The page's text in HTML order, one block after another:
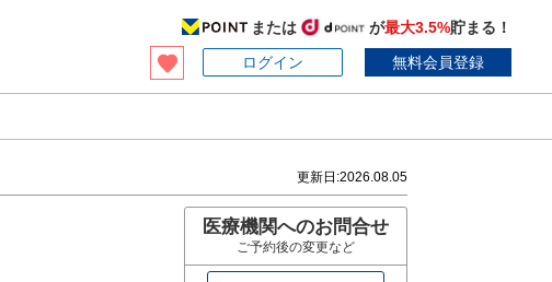
または が最大3.5%貯まる！
ログイン
無料会員登録
更新日:2026.08.05
医療機関へのお問合せ
ご予約後の変更など